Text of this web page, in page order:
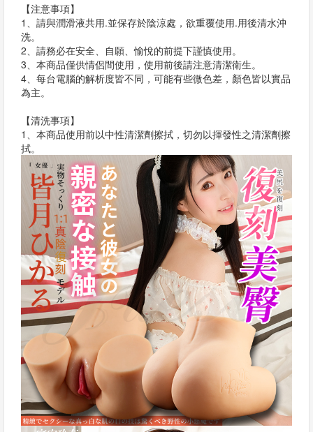
【注意事項】
1、請與潤滑液共用.並保存於陰涼處，欲重覆使用.用後清水沖
洗。
2、請務必在安全、自願、愉悅的前提下謹慎使用。
3、本商品僅供情侶間使用，使用前後請注意清潔衛生。
4、每台電腦的解析度皆不同，可能有些微色差，顏色皆以實品
為主。
【清洗事項】
1、本商品使用前以中性清潔劑擦拭，切勿以揮發性之清潔劑擦
拭。